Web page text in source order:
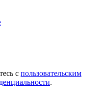
с пользовательским
.